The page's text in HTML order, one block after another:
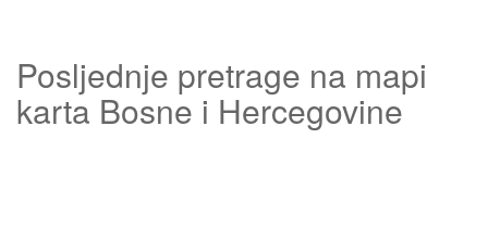
Posljednje pretrage na mapi
karta Bosne i Hercegovine